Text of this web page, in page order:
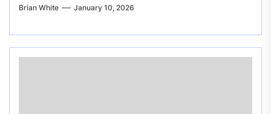
Brian White January 10, 2026